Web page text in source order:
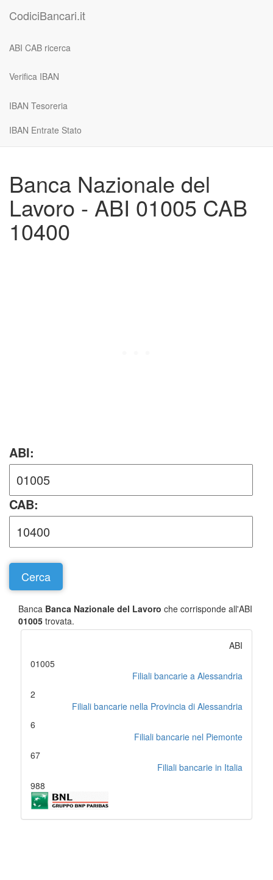
CodiciBancari.it
ABI CAB ricerca
Verifica IBAN
IBAN Tesoreria
IBAN Entrate Stato
Banca Nazionale del
Lavoro - ABI 01005 CAB
10400
ABI:
CAB:
Banca Banca Nazionale del Lavoro che corrisponde all'ABI
01005 trovata.
ABI
01005
Filiali bancarie a Alessandria
2
Filiali bancarie nella Provincia di Alessandria
6
Filiali bancarie nel Piemonte
67
Filiali bancarie in Italia
988